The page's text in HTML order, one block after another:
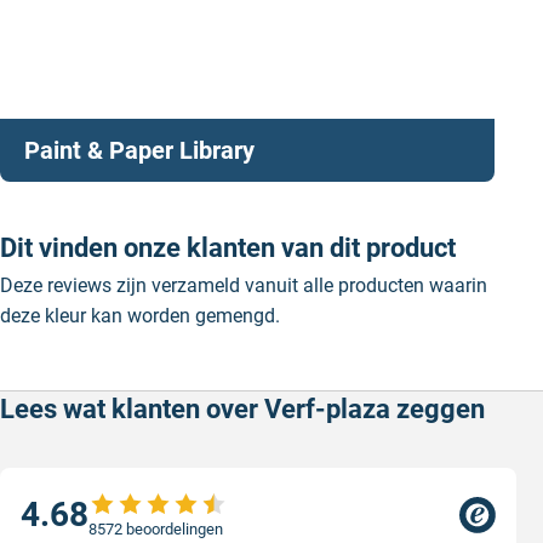
Paint & Paper Library
Dit vinden onze klanten van dit product
Deze reviews zijn verzameld vanuit alle producten waarin
deze kleur kan worden gemengd.
Lees wat klanten over Verf-plaza zeggen
4.688572 beoordelingen